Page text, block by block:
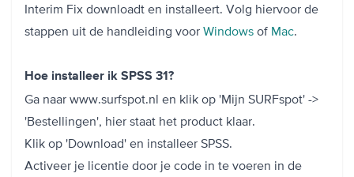
Interim Fix downloadt en installeert. Volg hiervoor de
stappen uit de handleiding voor Windows of Mac
Hoe installeer ik SPSS 31?
Ga naar www.surfspot.nl en klik op 'Mijn SURFspot' ->
'Bestellingen', hier staat het product klaar.
Klik op 'Download' en installeer SPSS.
Activeer je licentie door je code in te voeren in de